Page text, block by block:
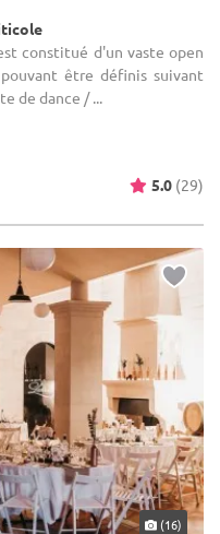
constitué d'un vaste open
pouvant être définis suivant
de dance / ...
5.0 (29)
(16)